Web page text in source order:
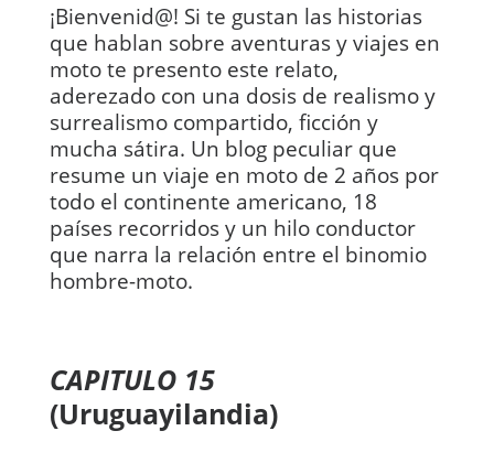
¡Bienvenid@! Si te gustan las historias
que hablan sobre aventuras y viajes en
moto te presento este relato,
aderezado con una dosis de realismo y
surrealismo compartido, ficción y
mucha sátira. Un blog peculiar que
resume un viaje en moto de 2 años por
todo el continente americano, 18
países recorridos y un hilo conductor
que narra la relación entre el binomio
hombre-moto.
CAPITULO 15
(Uruguayilandia)